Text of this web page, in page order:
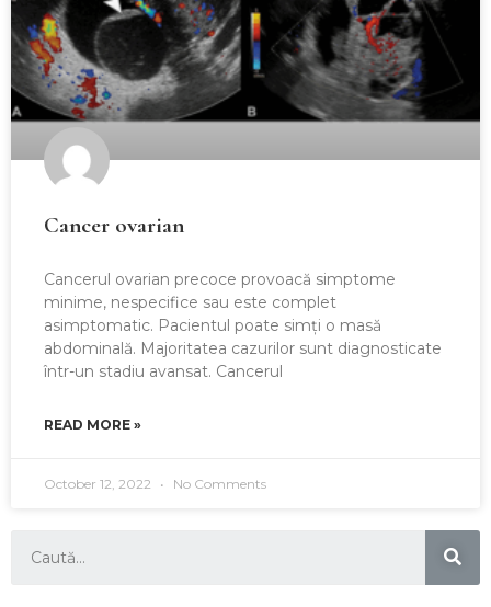
Cancer ovarian
Cancerul ovarian precoce provoacă simptome
minime, nespecifice sau este complet
asimptomatic. Pacientul poate simți o masă
abdominală. Majoritatea cazurilor sunt diagnosticate
într-un stadiu avansat. Cancerul
READ MORE »
October 12, 2022 No Comments